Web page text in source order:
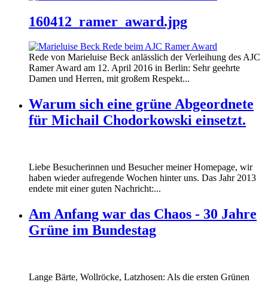
160412_ramer_award.jpg
Rede von Marieluise Beck anlässlich der Verleihung des AJC
Ramer Award am 12. April 2016 in Berlin: Sehr geehrte
Damen und Herren, mit großem Respekt...
Warum sich eine grüne Abgeordnete
für Michail Chodorkowski einsetzt.
Liebe Besucherinnen und Besucher meiner Homepage, wir
haben wieder aufregende Wochen hinter uns. Das Jahr 2013
endete mit einer guten Nachricht:...
Am Anfang war das Chaos - 30 Jahre
Grüne im Bundestag
Lange Bärte, Wollröcke, Latzhosen: Als die ersten Grünen